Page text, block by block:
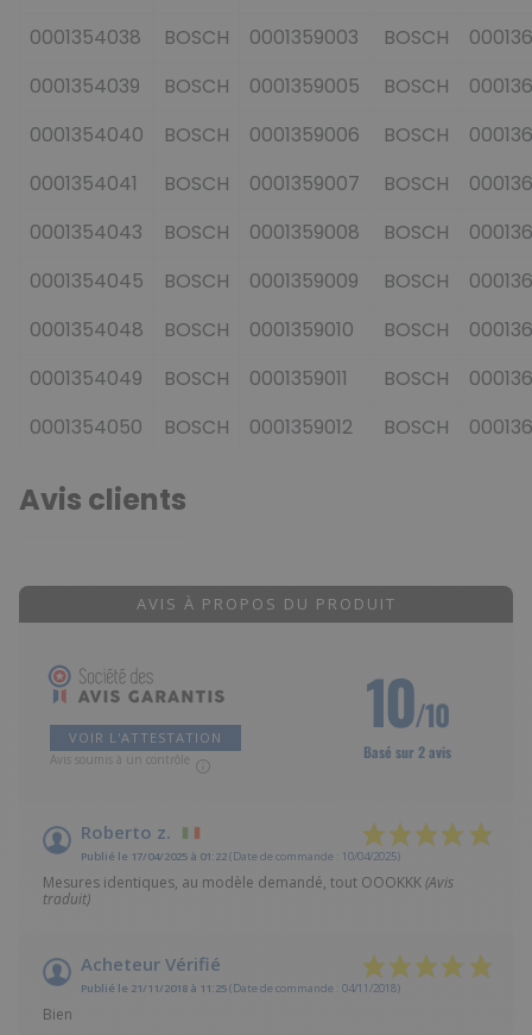
0001354038
BOSCH 0001359003 BOSCH
0001354039
BOSCH 0001359005 BOSCH
0001354040
BOSCH 0001359006 BOSCH
0001354041
BOSCH 0001359007 BOSCH
0001354043
BOSCH 0001359008 BOSCH
0001354045
BOSCH 0001359009 BOSCH
0001354048
BOSCH 0001359010 BOSCH
0001354049
BOSCH 0001359011 BOSCH
0001354050
BOSCH 0001359012 BOSCH
Avis clients
AVIS À PROPOS DU PRODUIT
VOIR L'ATTESTATION
Avis soumis à un contrôle
10/10
Basé sur 2 avis
Roberto z.
Publié le 17/04/2025 à 01:22(Date de commande : 10/04/2025)
Mesures identiques, au modèle demandé, tout OOOKKK(Avis
traduit)
Acheteur Vérifié
Publié le 21/11/2018 à 11:25(Date de commande : 04/11/2018)
Bien